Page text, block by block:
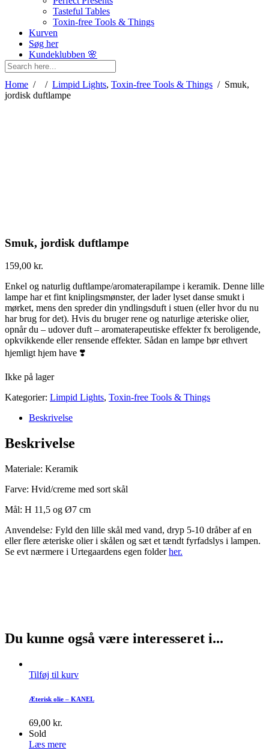
Tasteful Tables
Toxin-free Tools & Things
Kurven
Søg her
Kundeklubben 🌸
Home / / Limpid Lights, Toxin-free Tools & Things / Smuk,
jordisk duftlampe
Smuk, jordisk duftlampe
159,00 kr.
Enkel og naturlig duftlampe/aromaterapilampe i keramik. Denne lille
lampe har et fint kniplingsmønster, der lader lyset danse smukt i
mørket, mens den spreder din yndlingsduft i stuen (eller hvor du nu
har brug for det). Hvis du bruger rene og naturlige æteriske olier,
opnår du – udover duft – aromaterapeutiske effekter fx beroligende,
opkvikkende eller rensende effekter. Sådan en lampe bør ethvert
hjemligt hjem have ❣️
Ikke på lager
Kategorier: Limpid Lights, Toxin-free Tools & Things
Beskrivelse
Beskrivelse
Materiale: Keramik
Farve: Hvid/creme med sort skål
Mål: H 11,5 og Ø7 cm
Anvendelse: Fyld den lille skål med vand, dryp 5-10 dråber af en
eller flere æteriske olier i skålen og sæt et tændt fyrfadslys i lampen.
Se evt nærmere i Urtegaardens egen folderher.
Du kunne også være interesseret i...
Tilføj til kurv
Æterisk olie – KANEL
69,00 kr.
Sold
Læs mere